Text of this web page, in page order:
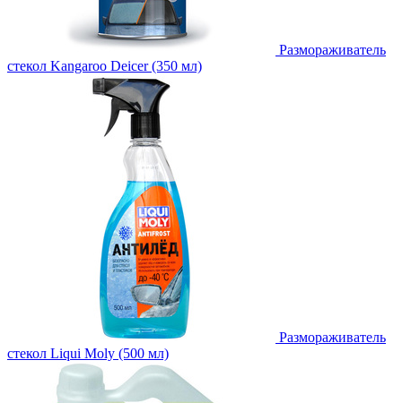
Размораживатель
стекол Kangaroo Deicer (350 мл)
Размораживатель
стекол Liqui Moly (500 мл)